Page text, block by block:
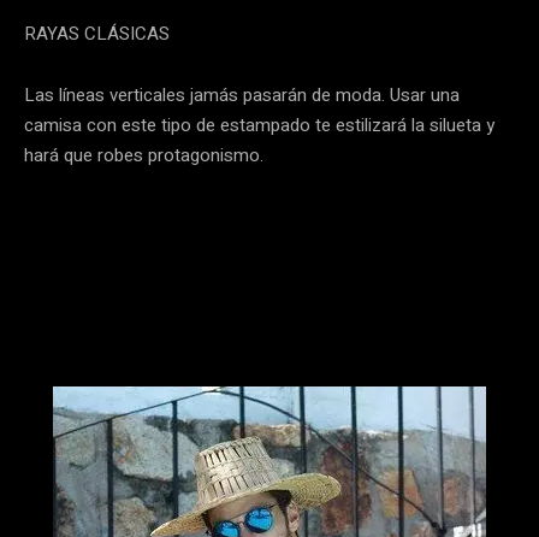
RAYAS CLÁSICAS
Las líneas verticales jamás pasarán de moda. Usar una
camisa con este tipo de estampado te estilizará la silueta y
hará que robes protagonismo.